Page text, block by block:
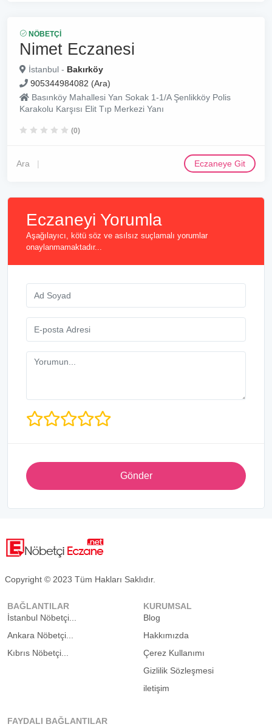
NÖBETÇI
Nimet Eczanesi
İstanbul - Bakırköy
905344984082 (Ara)
Basınköy Mahallesi Yan Sokak 1-1/A Şenlikköy Polis
Karakolu Karşısı Elit Tıp Merkezi Yanı
(0)
Ara Eczaneye Git
Eczaneyi Yorumla
Aşağılayıcı, kötü söz ve asılsız suçlamalı yorumlar
onaylanmamaktadır...
Gönder
Copyright © 2023 Tüm Hakları Saklıdır.
BAĞLANTILAR
İstanbul Nöbetçi...
Ankara Nöbetçi...
Kıbrıs Nöbetçi...
KURUMSAL
Blog
Hakkımızda
Çerez Kullanımı
Gizlilik Sözleşmesi
iletişim
FAYDALI BAĞLANTILAR